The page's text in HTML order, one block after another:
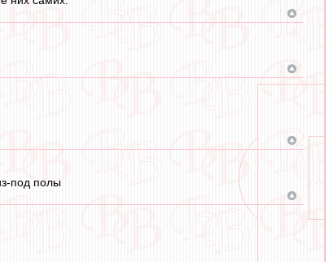
под полы